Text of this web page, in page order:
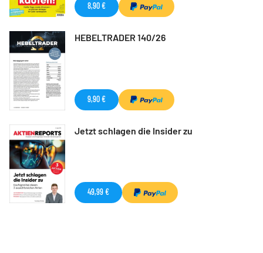
8,90 €
HEBELTRADER 140/26
9,90 €
Jetzt schlagen die Insider zu
49,99 €